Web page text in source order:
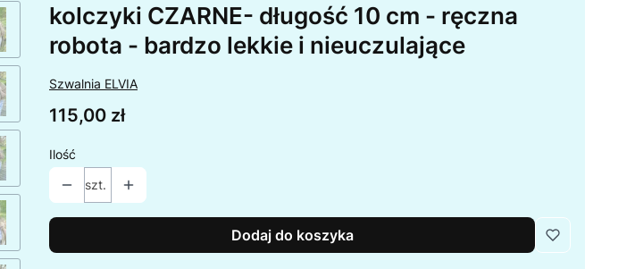
kolczyki CZARNE- długość 10 cm - ręczna
robota - bardzo lekkie i nieuczulające
Szwalnia ELVIA
Cena
115,00 zł
Ilość
szt.
Dodaj do koszyka